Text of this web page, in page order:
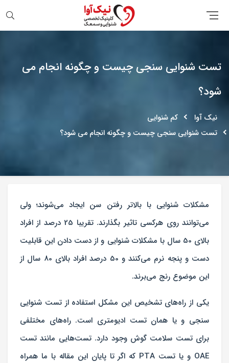
تست شنوایی‌ سنجی چیست و چگونه انجام می
شود؟
نیک آوا
کم شنوایی
تست شنوایی‌ سنجی چیست و چگونه انجام می شود؟
مشکلات شنوایی با بالاتر رفتن سن ایجاد می‌شوند؛ ولی
می‌توانند روی هرکسی تاثیر بگذارند. تقریبا 25 درصد از افراد
بالای 50 سال با مشکلات شنوایی و از دست دادن این قابلیت
دست و پنجه نرم‌ می‌کنند و 50 درصد افراد بالای 80 سال از
این موضوع رنج می‌برند.
یکی از راه‌های تشخیص این مشکل استفاده از تست شنوایی
سنجی و یا همان تست ادیومتری است. راه‌های مختلفی
برای تست سلامت گوش وجود دارد. تست‌هایی مانند تست
OAE و یا تست PTA که اگر تا پایان این مقاله با ما همراه